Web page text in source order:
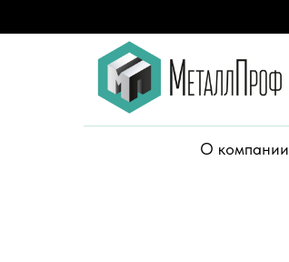
О компании